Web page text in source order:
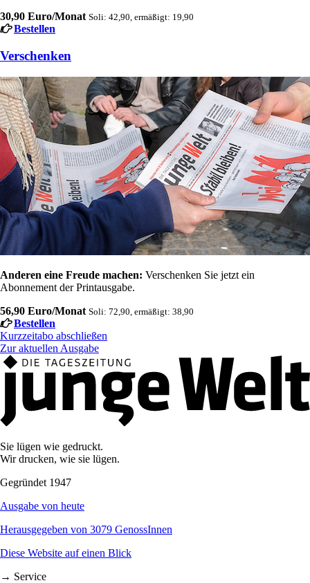
30,90 Euro/Monat Soli: 42,90, ermäßigt: 19,90
Bestellen
Verschenken
Anderen eine Freude machen: Verschenken Sie jetzt ein
Abonnement der Printausgabe.
56,90 Euro/Monat Soli: 72,90, ermäßigt: 38,90
Bestellen
Kurzzeitabo abschließen
Zur aktuellen Ausgabe
Sie lügen wie gedruckt.
Wir drucken, wie sie lügen.
Gegründet 1947
Ausgabe von heute
Herausgegeben von 3079 GenossInnen
Diese Website auf einen Blick
→ Service